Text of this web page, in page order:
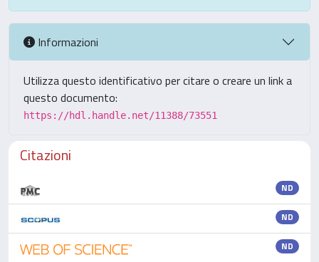
Informazioni
Utilizza questo identificativo per citare o creare un link a
questo documento:
https://hdl.handle.net/11388/73551
Citazioni
ND
ND
ND